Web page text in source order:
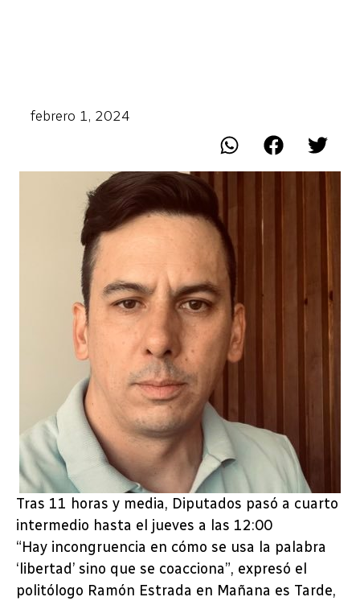
febrero 1, 2024
Tras 11 horas y media, Diputados pasó a cuarto
intermedio hasta el jueves a las 12:00
“Hay incongruencia en cómo se usa la palabra
‘libertad’ sino que se coacciona”, expresó el
politólogo Ramón Estrada en Mañana es Tarde,